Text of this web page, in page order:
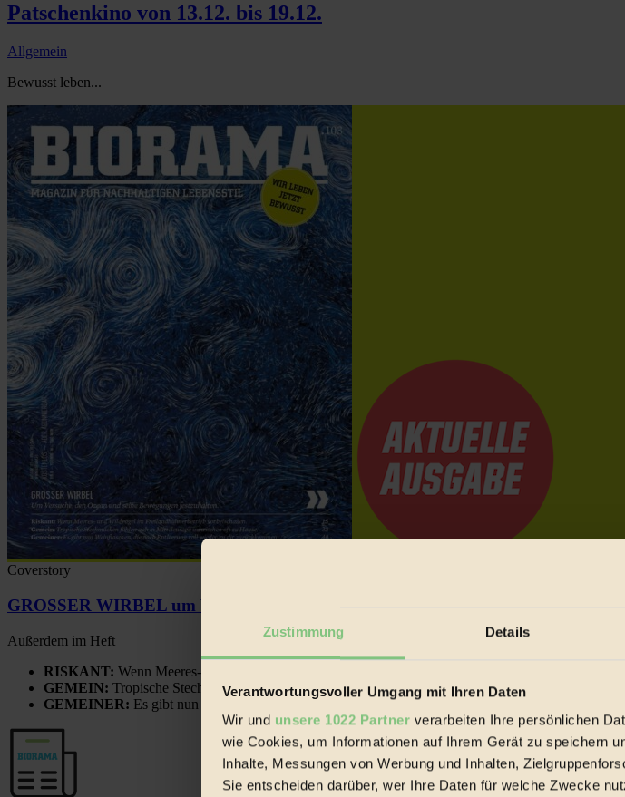
Zustimmung Details
Verantwortungsvoller Umgang mit Ihren Daten
Wir und unsere 1022 Partner verarbeiten Ihre persönlichen
wie Cookies, um Informationen auf Ihrem Gerät zu speichern
Inhalte, Messungen von Werbung und Inhalten,
Sie entscheiden darüber, wer Ihre Daten für welche Zwecke
Patschenkino von 13.12. bis 19.12.
Allgemein
Bewusst leben...
Coverstory
GROSSER WIRBEL um Versuche, den Ozean und seine Bewegungen festzuhalten.
Außerdem im Heft
RISKANT: Wenn Meeres- und Wildvögel im Freilandhühnerbetrieb vorbeischauen.
GEMEIN: Tropische Stechmücken fühlen sich in Mitteleuropa inziwschen oft zu Hause.
GEMEINER: Es gibt nun Weinflaschen, die nach Entleerung voll wieder zu dir zurückkommen.